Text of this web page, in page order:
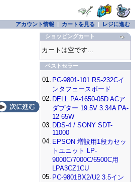
アカウント情報 | カートを見る | レジに進む
ショッピングカート
カートは空です...
ベストセラー
01. PC-9801-101 RS-232Cイ
ンタフェースボード
02. DELL PA-1650-05D ACア
ダプター 19.5V 3.34A PA-
12 65W
03. DDS-4 / SONY SDT-
11000
04. EPSON 増設用1段カセッ
トユニット LP-
9000C/7000C/6500C用
LPA3CZ1CU
05. PC-9801BX2/U2 3.5イン